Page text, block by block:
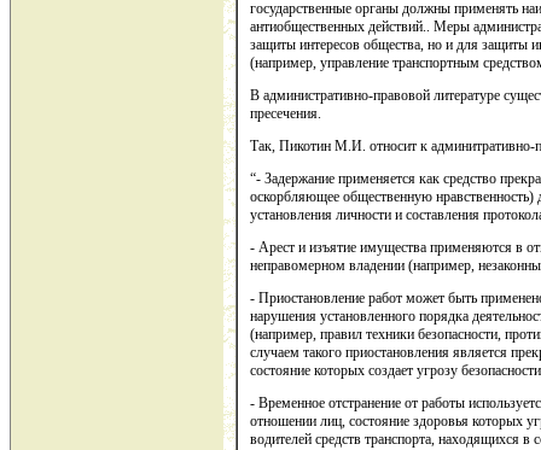
государственные органы должны применять
антиобщественных действий.. Меры
защиты интересов общества, но и для защиты
(например, управление транспортным
В административно-правовой литературе
пресечения.
Так, Пикотин М.И. относит к
“- Задержание применяется как средство
оскорбляющее общественную
установления личности и составления
- Арест и изъятие имущества применяются в
неправомерном владении (например,
- Приостановление работ может быть
нарушения установленного порядка
(например, правил техники безопасности,
случаем такого приостановления является
состояние которых создает угрозу
- Временное отстранение от работы
отношении лиц, состояние здоровья которых
водителей средств транспорта, находящихся в